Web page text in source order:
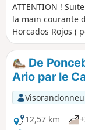
ATTENTION !
la main courante
Horcados Rojos (
Refuge de
de Vega Urriellu
déconseillée à
pas une bonne
D'après Tomas,
Vega Urriellu
une alternative
De
Ario par le
12,57 km